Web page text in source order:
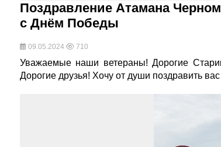
Поздравление Атамана
с Днём Победы
09.05.2024 710
Уважаемые наши ветераны! Дорогие
Дорогие друзья! Хочу от души поздравить